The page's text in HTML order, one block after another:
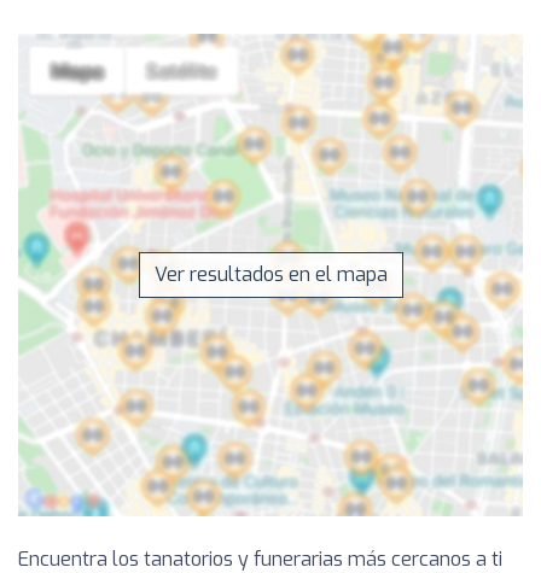
Ver resultados en el mapa
Encuentra los tanatorios y funerarias más cercanos a ti